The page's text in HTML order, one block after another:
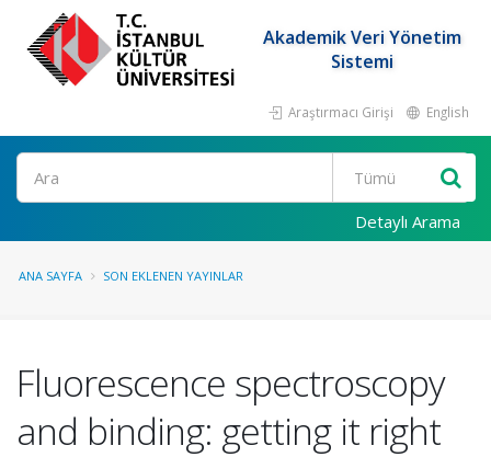
Akademik Veri Yönetim
Sistemi
Araştırmacı Girişi English
Ara
Detaylı Arama
ANA SAYFA SON EKLENEN YAYINLAR
Fluorescence spectroscopy
and binding: getting it right